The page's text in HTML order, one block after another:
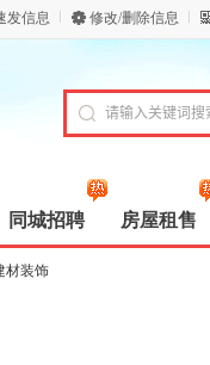
发信息 修改/删除信息
同城招聘 房屋租售
材装饰